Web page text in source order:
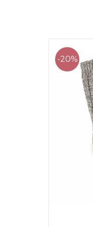
-20%